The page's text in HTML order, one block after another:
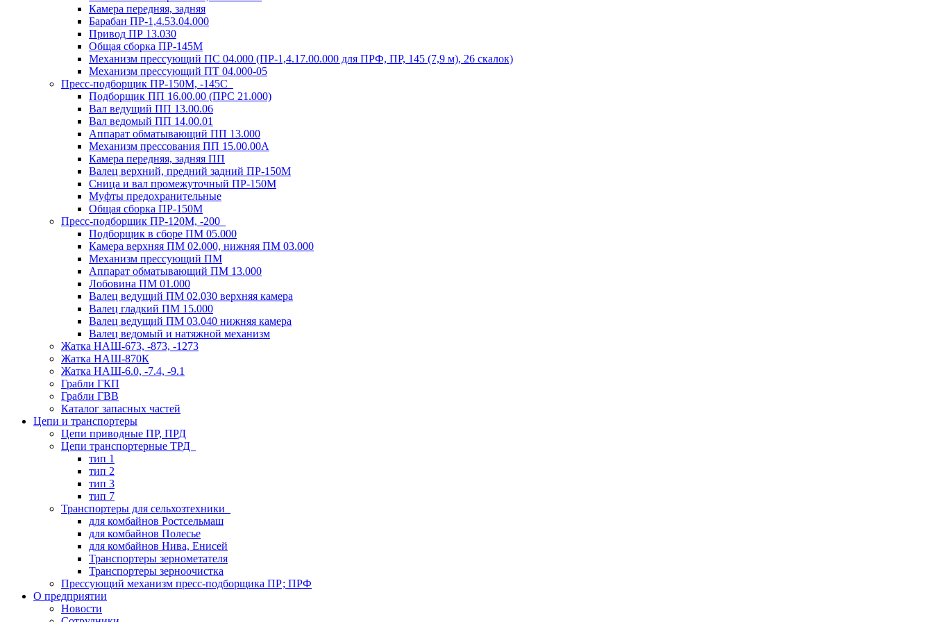
Камера передняя, задняя
Барабан ПР-1,4.53.04.000
Привод ПР 13.030
Общая сборка ПР-145М
Механизм прессующий ПС 04.000 (ПР-1,4.17.00.000 для ПРФ, ПР, 145 (7,9 м), 26 скалок)
Механизм прессующий ПТ 04.000-05
Пресс-подборщик ПР-150М, -145С
Подборщик ПП 16.00.00 (ПРС 21.000)
Вал ведущий ПП 13.00.06
Вал ведомый ПП 14.00.01
Аппарат обматывающий ПП 13.000
Механизм прессования ПП 15.00.00А
Камера передняя, задняя ПП
Валец верхний, предний задний ПР-150М
Сница и вал промежуточный ПР-150М
Муфты предохранительные
Общая сборка ПР-150М
Пресс-подборщик ПР-120М, -200
Подборщик в сборе ПМ 05.000
Камера верхняя ПМ 02.000, нижняя ПМ 03.000
Механизм прессующий ПМ
Аппарат обматывающий ПМ 13.000
Лобовина ПМ 01.000
Валец ведущий ПМ 02.030 верхняя камера
Валец гладкий ПМ 15.000
Валец ведущий ПМ 03.040 нижняя камера
Валец ведомый и натяжной механизм
Жатка НАШ-673, -873, -1273
Жатка НАШ-870К
Жатка НАШ-6.0, -7.4, -9.1
Грабли ГКП
Грабли ГВВ
Каталог запасных частей
Цепи и транспортеры
Цепи приводные ПР, ПРД
Цепи транспортерные ТРД
тип 1
тип 2
тип 3
тип 7
Транспортеры для сельхозтехники
для комбайнов Ростсельмаш
для комбайнов Полесье
для комбайнов Нива, Енисей
Транспортеры зернометателя
Транспортеры зерноочистка
Прессующий механизм пресс-подборщика ПР; ПРФ
О предприятии
Новости